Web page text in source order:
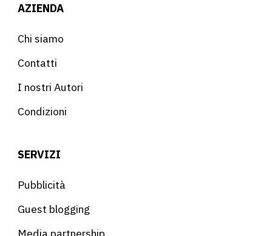
AZIENDA
Chi siamo
Contatti
I nostri Autori
Condizioni
SERVIZI
Pubblicità
Guest blogging